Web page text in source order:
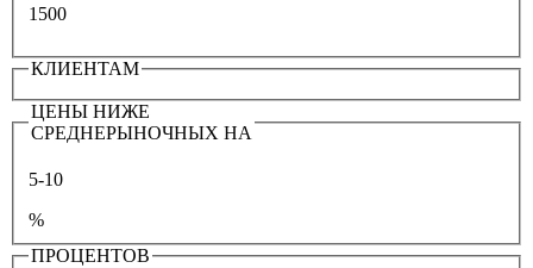
1500
КЛИЕНТАМ
ЦЕНЫ НИЖЕ
СРЕДНЕРЫНОЧНЫХ НА
5-10
%
ПРОЦЕНТОВ